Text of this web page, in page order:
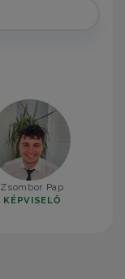
Zsombor Pap
KÉPVISELŐ